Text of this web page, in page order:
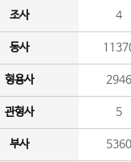
조사 4
동사
형용사 2946
관형사 5
부사 5360